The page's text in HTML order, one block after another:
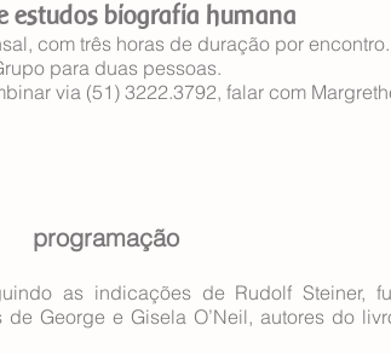
estudos biografia humana
com três horas de duração por encontro.
para duas pessoas.
via (51) 3222.3792, falar com
programação
as indicações de Rudolf Steiner,
George e Gisela O’Neil, autores do